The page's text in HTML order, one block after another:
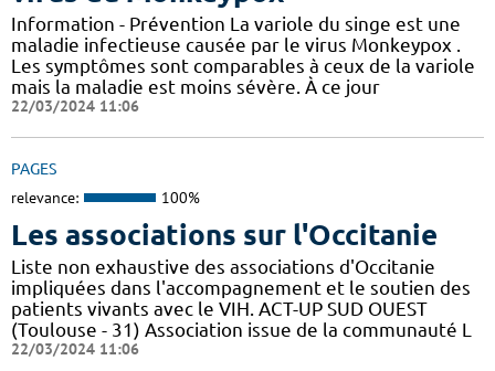
Information - Prévention La variole du singe est une
maladie infectieuse causée par le virus Monkeypox .
Les symptômes sont comparables à ceux de la variole
mais la maladie est moins sévère. À ce jour
22/03/2024 11:06
PAGES
relevance: 100%
Les associations sur l'Occitanie
Liste non exhaustive des associations d'Occitanie
impliquées dans l'accompagnement et le soutien des
patients vivants avec le VIH. ACT-UP SUD OUEST
(Toulouse - 31) Association issue de la communauté L
22/03/2024 11:06